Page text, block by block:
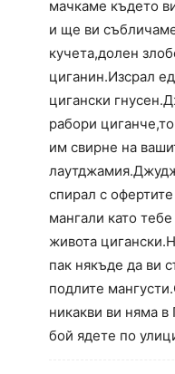
мачкаме където
и ще ви
кучета,долен
циганин.Изсрал
цигански
рабори
им свирне на
спирал с
мангали като
живота
пак някъде да ви
подлите
никакви ви няма
бой ядете по